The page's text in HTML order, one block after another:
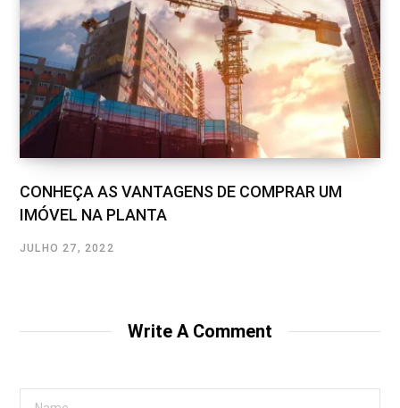
CONHEÇA AS VANTAGENS DE COMPRAR UM
IMÓVEL NA PLANTA
JULHO 27, 2022
Write A Comment